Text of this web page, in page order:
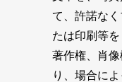
て、許諾な
たは印刷等
著作権、肖
り、場合に